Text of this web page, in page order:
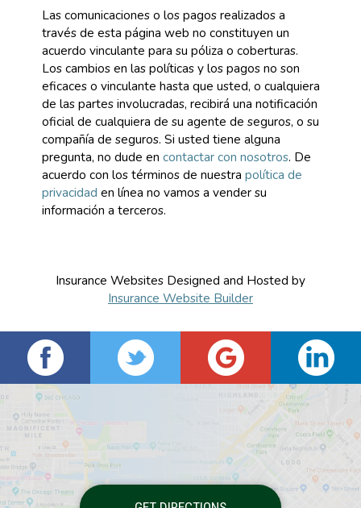
Las comunicaciones o los pagos realizados a
través de esta página web no constituyen un
acuerdo vinculante para su póliza o coberturas.
Los cambios en las políticas y los pagos no son
eficaces o vinculante hasta que usted, o cualquiera
de las partes involucradas, recibirá una notificación
oficial de cualquiera de su agente de seguros, o su
compañía de seguros. Si usted tiene alguna
pregunta, no dude en contactar con nosotros. De
acuerdo con los términos de nuestra política de
privacidad en línea no vamos a vender su
información a terceros.
Insurance Websites Designed and Hosted by
Insurance Website Builder